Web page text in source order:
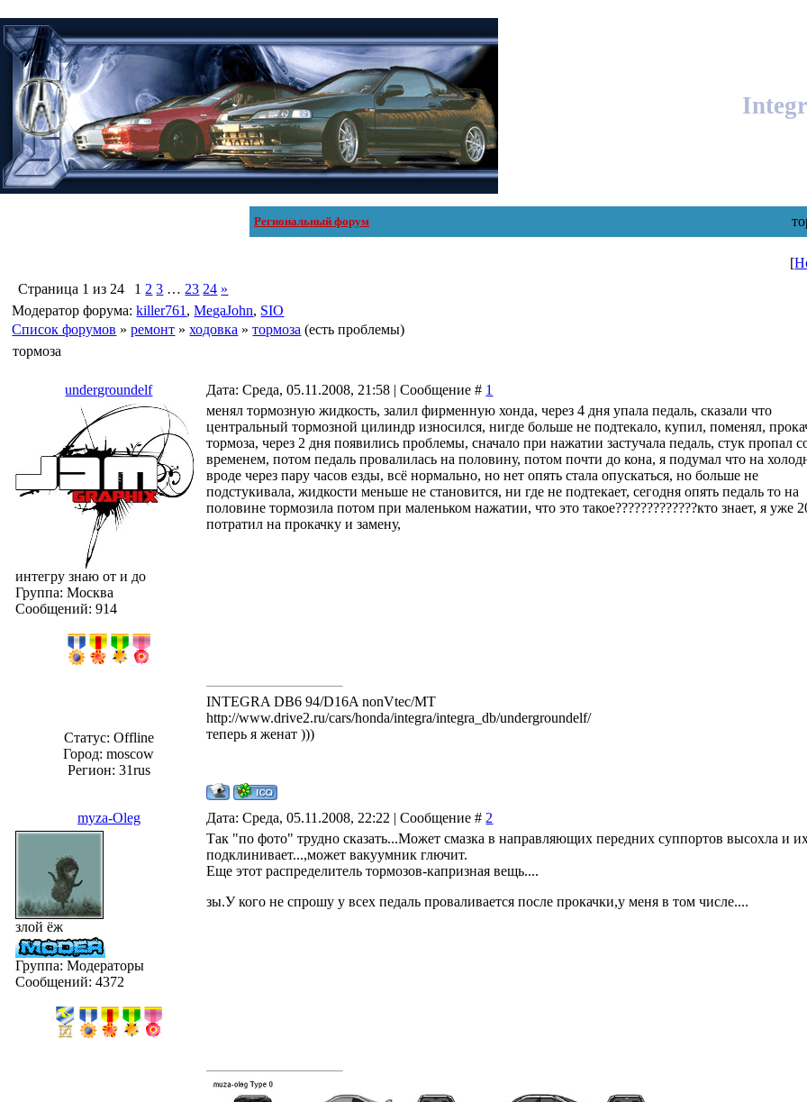
Региональный форум
[
Страница 1 из 24 1 2 3 … 23 24 »
Модератор форума:killer761 ,MegaJohn, SIO
Список форумов » ремонт » ходовка » тормоза (есть проблемы)
тормоза
undergroundelf Дата: Среда, 05.11.2008, 21:58 | Сообщение # 1
интегру знаю от и до
Группа: Москва
Сообщений:914
Статус: Offline
Город: moscow
Регион: 31rus
менял тормозную жидкость, залил фирменную хонда, через 4 дня упала педаль, сказали что
центральный тормозной цилиндр износился, нигде больше не подтекало, купил, поменял,
тормоза, через 2 дня появились проблемы, сначало при нажатии застучала педаль, стук пропал
временем, потом педаль провалилась на половину, потом почти до кона, я подумал что на
вроде через пару часов езды, всё нормально, но нет опять стала опускаться, но больше не
подстукивала, жидкости меньше не становится, ни где не подтекает, сегодня опять педаль то на
половине тормозила потом при маленьком нажатии, что это такое?????????????кто знает, я уже
потратил на прокачку и замену,
INTEGRA DB6 94/D16A nonVtec/MT
http://www.drive2.ru/cars/honda/integra/integra_db/undergroundelf/
теперь я женат )))
myza-Oleg Дата: Среда, 05.11.2008, 22:22 | Сообщение # 2
злой ёж
Группа: Модераторы
Сообщений:4372
Так "по фото" трудно сказать...Может смазка в направляющих передних суппортов высохла и
подклинивает...,может вакуумник глючит.
Еще этот распределитель тормозов-капризная вещь....
зы.У кого не спрошу у всех педаль проваливается после прокачки,у меня в том числе....